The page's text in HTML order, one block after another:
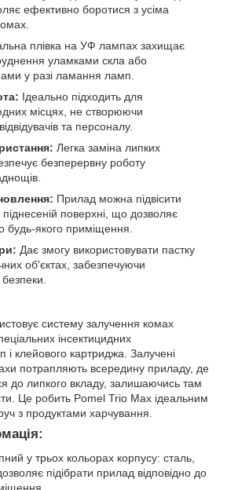
ефективно боротися з усіма
плівка на УФ лампах захищає
уламками скла або
у разі ламання ламп.
Ідеально підходить для
місцях, не створюючи
та персоналу.
Легка заміна липких
безперервну роботу
Прилад можна підвісити
поверхні, що дозволяє
будь-якого приміщення.
Дає змогу використовувати пастку
об'єктах, забезпечуючи
систему залучення комах
інсектицидних
клейового картриджа. Залучені
потрапляють всередину приладу, де
до липкого вкладу, залишаючись там
Це робить Pomel Trio Max ідеальним
з продуктами харчування.
у трьох кольорах корпусу: сталь,
підібрати прилад відповідно до